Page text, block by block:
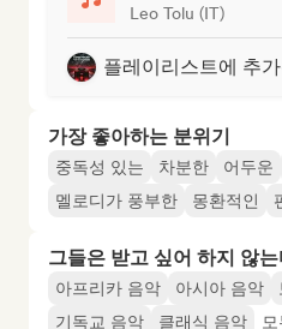
Leo Tolu (IT)
플레이리스트에 추
가장 좋아하는 분위기
중독성 있는 차분한 어두운
멜로디가 풍부한
몽환적인
그들은 받고 싶어 하지 않는
아프리카 음악 아시아 음악
기독교 음악
클래식 음악